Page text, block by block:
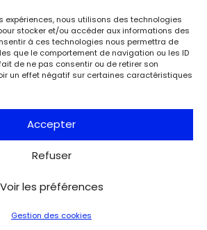
expériences, nous utilisons des technologies
stocker et/ou accéder aux informations des
à ces technologies nous permettra de
que le comportement de navigation ou les ID
de ne pas consentir ou de retirer son
un effet négatif sur certaines caractéristiques
Accepter
Refuser
Voir les préférences
Gestion des cookies
et de la lumière.
Gaulle raconte la Libération
à son épouse
de Paris – musée du général
l’anniversaire de la Libération de Paris, le
Jean Moulin expose la lettre du 27 août